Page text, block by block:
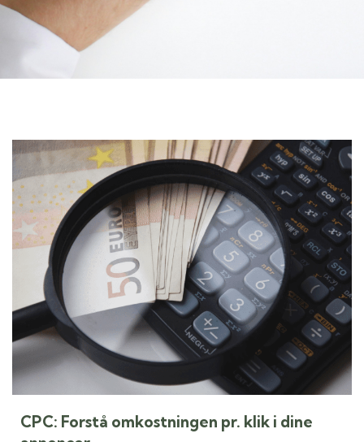
CPC: Forstå omkostningen pr. klik i dine